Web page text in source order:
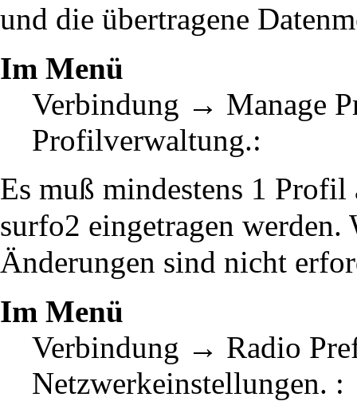
und die übertragene
Im Menü
Verbindung → Manage
Profilverwaltung.:
Es muß mindestens 1
surfo2 eingetragen werden.
Änderungen sind nicht
Im Menü
Verbindung → Radio
Netzwerkeinstellungen. :